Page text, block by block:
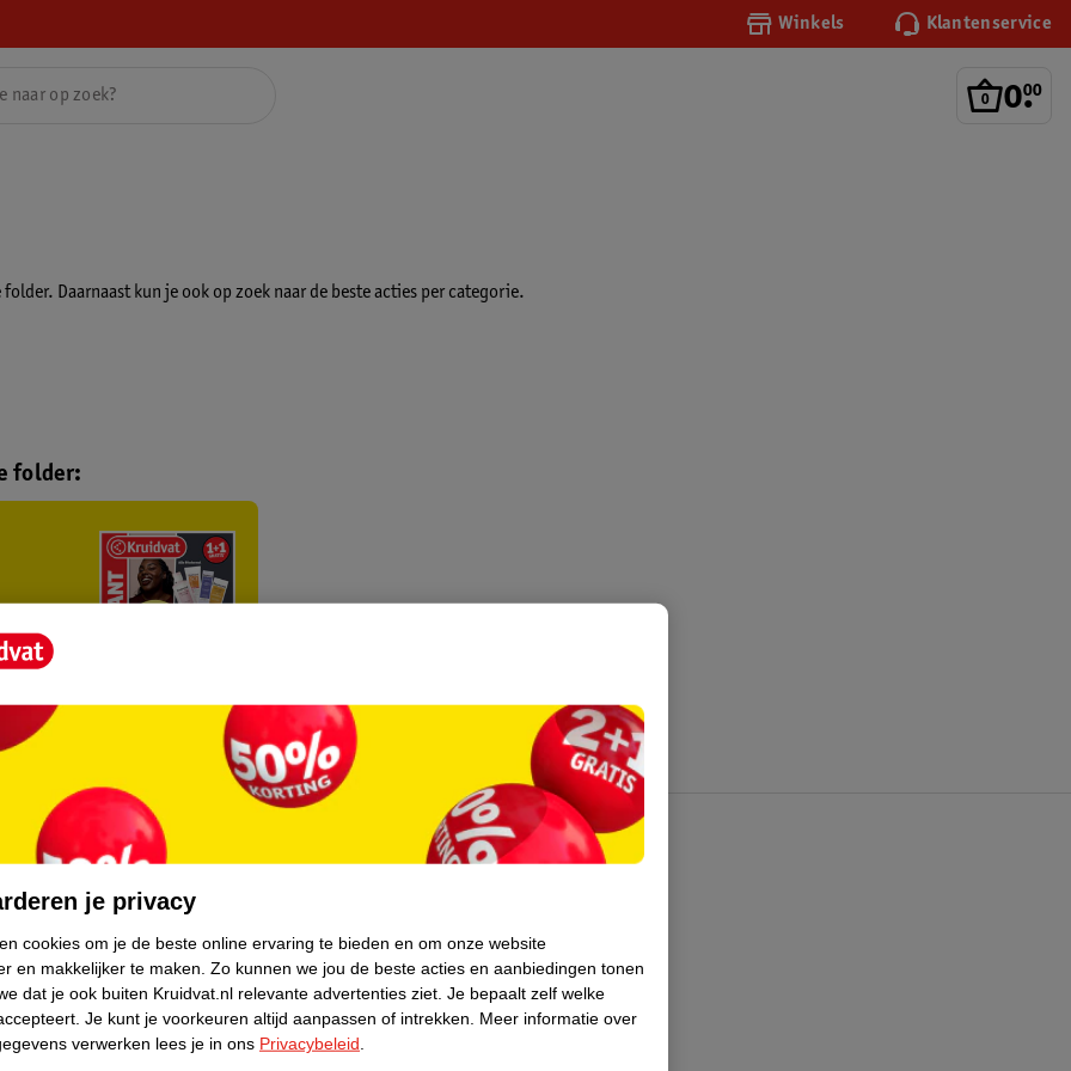
Winkels Klantenservice
0.
00
Daarnaast kun je ook op zoek naar de beste acties per categorie.
folder:
Over Kruidvat
Pers
Winkelformule
Bedrijfsgegevens
je privacy
cookies om je de beste online ervaring te bieden en om onze website
en makkelijker te maken. Zo kunnen we jou de beste acties en aanbiedingen tonen
dat je ook buiten Kruidvat.nl relevante advertenties ziet. Je bepaalt zelf welke
Je kunt je voorkeuren altijd aanpassen of intrekken.
Meer informatie over
verwerken lees je in ons Privacybeleid